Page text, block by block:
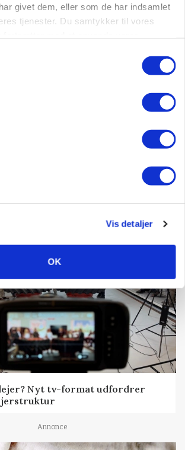
givet dem, eller som de har indsamlet
tjenester. Du samtykker til vores
Vis detaljer
OK
pr. kg vokser: Polsk kylling
Nyt tv-format udfordrer
Annonce